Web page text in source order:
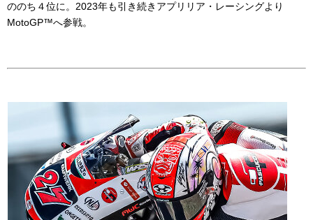
ののち４位に。 2023年も引き続きアプリリア・レーシングより
MotoGP™へ参戦。